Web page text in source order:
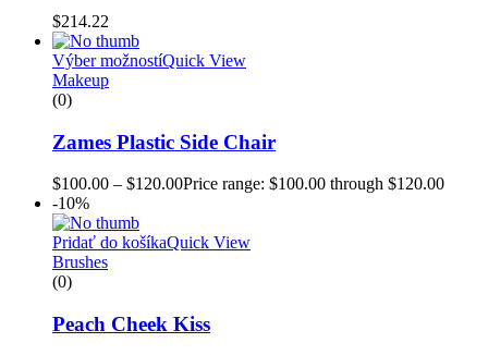
$214.22
Výber možnostíQuick View
Makeup
(0)
Zames Plastic Side Chair
$100.00 – $120.00Price range: $100.00 through $120.00
-10%
Pridať do košíkaQuick View
Brushes
(0)
Peach Cheek Kiss